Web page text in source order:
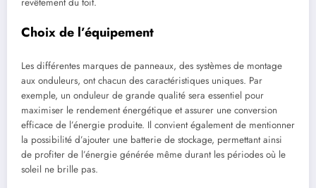
Choix de l’équipement
Les différentes marques de panneaux, des systèmes de montage
aux onduleurs, ont chacun des caractéristiques uniques. Par
exemple, un onduleur de grande qualité sera essentiel pour
maximiser le rendement énergétique et assurer une conversion
efficace de l’énergie produite. Il convient également de mentionner
la possibilité d’ajouter une batterie de stockage, permettant ainsi
de profiter de l’énergie générée même durant les périodes où le
soleil ne brille pas.